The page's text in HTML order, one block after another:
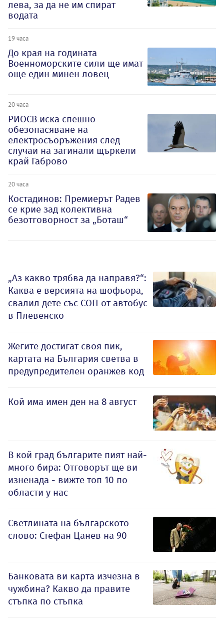
лева, за да не им спират
водата
19 часа
До края на годината
Военноморските сили ще имат
още един минен ловец
20 часа
РИОСВ иска спешно
обезопасяване на
електросъоръжения след
случаи на загинали щъркели
край Габрово
20 часа
Костадинов: Премиерът Радев
се крие зад колективна
безотговорност за „Боташ“
„Аз какво трябва да направя?“:
Каква е версията на шофьора,
свалил дете със СОП от автобус
в Плевенско
Жегите достигат своя пик,
картата на България светва в
предупредителен оранжев код
Кой има имен ден на 8 август
В кой град българите пият най-
много бира: Отговорът ще ви
изненада - вижте топ 10 по
области у нас
Светлината на българското
слово: Стефан Цанев на 90
Банковата ви карта изчезна в
чужбина? Какво да правите
стъпка по стъпка